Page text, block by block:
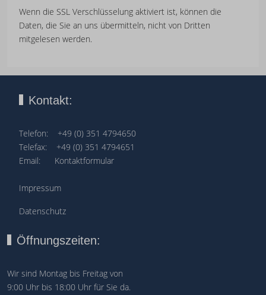
Wenn die SSL Verschlüsselung aktiviert ist, können die
Daten, die Sie an uns übermitteln, nicht von Dritten
mitgelesen werden.
Kontakt:
Telefon: +49 (0) 351 4794650
Telefax: +49 (0) 351 4794651
Email: Kontaktformular
Impressum
Datenschutz
Öffnungszeiten:
Wir sind Montag bis Freitag von
9:00 Uhr bis 18:00 Uhr für Sie da.